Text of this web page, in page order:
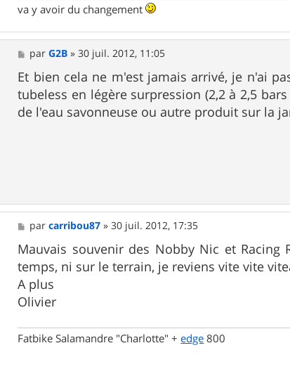
va y avoir du changement
M
e
s
s
a
g
e
parG2B »30 juil. 2012, 11:05
Et bien cela ne m'est jamais arrivé, je n'ai
tubeless en légère surpression (2,2 à 2,5
de l'eau savonneuse ou autre produit sur la
M
e
s
s
a
g
e
parcarribou87 »30 juil. 2012, 17:35
Mauvais souvenir des Nobby Nic et
temps, ni sur le terrain, je reviens vite vite
A plus
Olivier
Fatbike Salamandre "Charlotte" +edge 800